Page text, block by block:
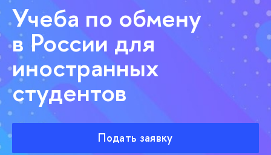
Учеба по обмену
в России для
иностранных
студентов
Подать заявку